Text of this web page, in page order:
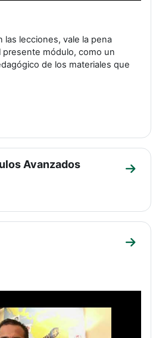
lecciones, vale la pena
presente módulo, como un
de los materiales que
Avanzados
Ir a
Ir a